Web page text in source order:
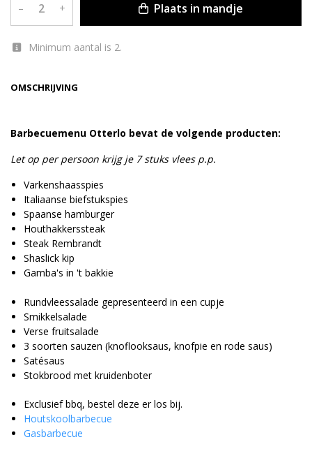
OMSCHRIJVING
Barbecuemenu Otterlo bevat de volgende producten:
Let op per persoon krijg je 7 stuks vlees p.p.
Varkenshaasspies
Italiaanse biefstukspies
Spaanse hamburger
Houthakkerssteak
Steak Rembrandt
Shaslick kip
Gamba's in 't bakkie
Rundvleessalade gepresenteerd in een cupje
Smikkelsalade
Verse fruitsalade
3 soorten sauzen (knoflooksaus, knofpie en rode saus)
Satésaus
Stokbrood met kruidenboter
Exclusief bbq, bestel deze er los bij.
Houtskoolbarbecue
Gasbarbecue
– + Plaats in mandje
Minimum aantal is 2.